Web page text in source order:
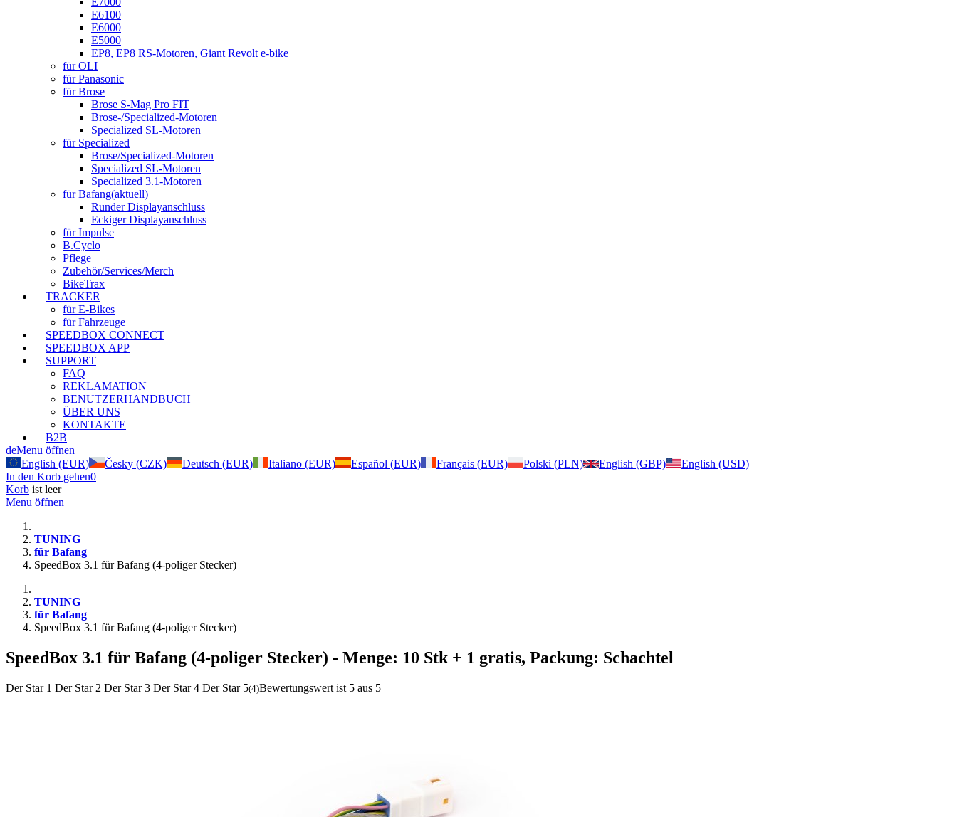
E6100
E6000
E5000
EP8, EP8 RS-Motoren, Giant Revolt e-bike
für OLI
für Panasonic
für Brose
Brose S-Mag Pro FIT
Brose-/Specialized-Motoren
Specialized SL-Motoren
für Specialized
Brose/Specialized-Motoren
Specialized SL-Motoren
Specialized 3.1-Motoren
für Bafang(aktuell)
Runder Displayanschluss
Eckiger Displayanschluss
für Impulse
B.Cyclo
Pflege
Zubehör/Services/Merch
BikeTrax
TRACKER
für E-Bikes
für Fahrzeuge
SPEEDBOX CONNECT
SPEEDBOX APP
SUPPORT
FAQ
REKLAMATION
BENUTZERHANDBUCH
ÜBER UNS
KONTAKTE
B2B
deMenu öffnen
English (EUR)
Česky (CZK) Deutsch (EUR) Italiano (EUR) Español (EUR) Français (EUR) Polski (PLN) English (GBP)
English (USD)
In den Korb gehen0
Korb ist leer
Menu öffnen
TUNING
für Bafang
SpeedBox 3.1 für Bafang (4-poliger Stecker)
TUNING
für Bafang
SpeedBox 3.1 für Bafang (4-poliger Stecker)
SpeedBox 3.1 für Bafang (4-poliger Stecker) - Menge: 10 Stk + 1 gratis, Packung: Schachtel
Der Star 1 Der Star 2 Der Star 3 Der Star 4 Der Star 5(4)Bewertungswert ist 5 aus 5